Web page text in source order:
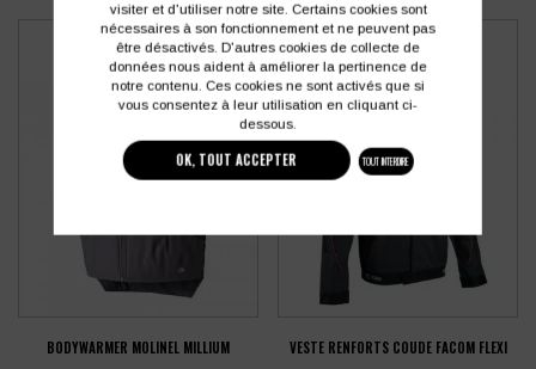
BODYWARMER MOLINEL MILLIUM VESTE RENFORTS COUDE FACOM FLEXI
visiter et d'utiliser notre site. Certains cookies sont
nécessaires à son fonctionnement et ne peuvent pas
être désactivés. D'autres cookies de collecte de
données nous aident à améliorer la pertinence de
notre contenu. Ces cookies ne sont activés que si
vous consentez à leur utilisation en cliquant ci-
dessous.
OK, TOUT ACCEPTER TOUT INTERDIRE